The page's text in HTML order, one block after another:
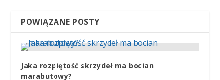
POWIĄZANE POSTY
Jaka rozpiętość skrzydeł ma bocian
marabutowy?